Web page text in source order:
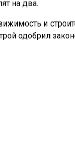
на два.
и
одобрил